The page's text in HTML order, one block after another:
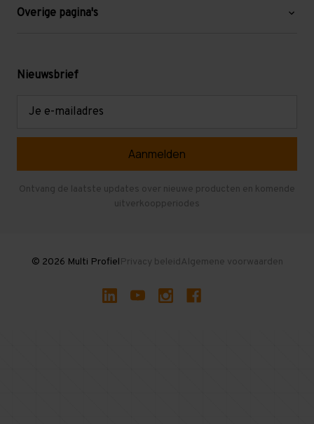
Blog
Levering en afhalen
Overige pagina's
Mezzanine
Gebruikte entresolvloeren
Nieuwsbrief
Ontvang de laatste updates over nieuwe producten en komende
uitverkoopperiodes
© 2026 Multi ProfielPrivacy beleidAlgemene voorwaarden